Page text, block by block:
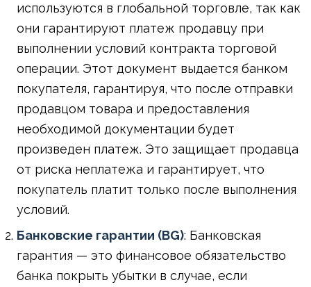
используются в глобальной торговле, так как
они гарантируют платеж продавцу при
выполнении условий контракта торговой
операции. Этот документ выдается банком
покупателя, гарантируя, что после отправки
продавцом товара и предоставления
необходимой документации будет
произведен платеж. Это защищает продавца
от риска неплатежа и гарантирует, что
покупатель платит только после выполнения
условий.
Банковские гарантии (BG): Банковская
гарантия — это финансовое обязательство
банка покрыть убытки в случае, если